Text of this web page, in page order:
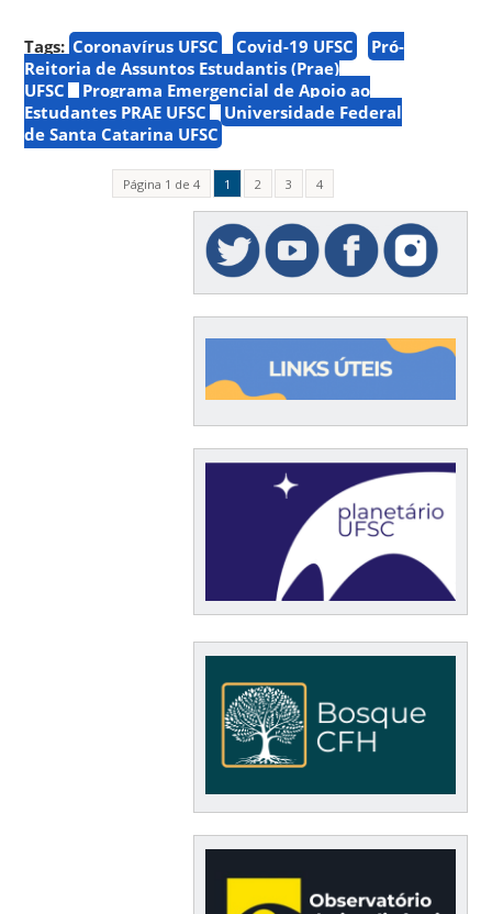
Tags: Coronavírus UFSC Covid-19 UFSC
Pró-
Reitoria de Assuntos Estudantis (Prae)
UFSC
Programa Emergencial de Apoio ao
Estudantes PRAE UFSC
Universidade Federal
de Santa Catarina UFSC
Página 1 de 4 1 2 3 4